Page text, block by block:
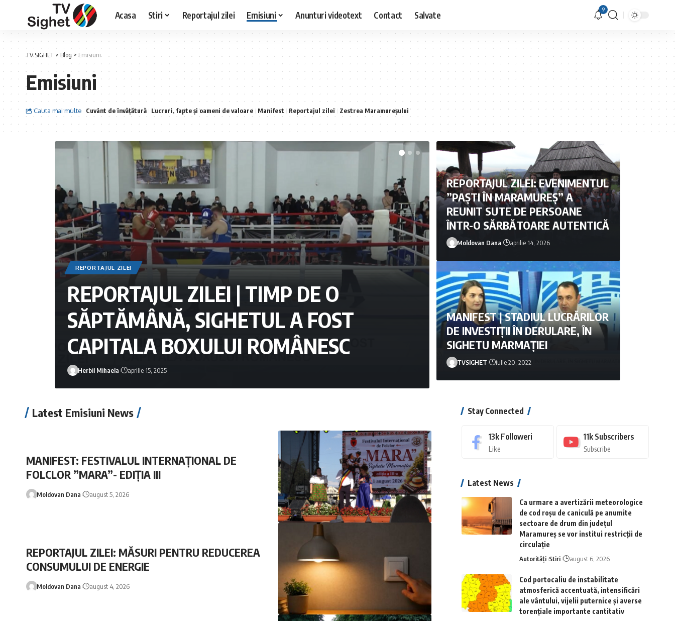
Acasa Stiri Reportajul zilei Emisiuni Anunturi videotext Contact Salvate 9
TV SIGHET > Blog > Emisiuni
Emisiuni
Cauta mai multe Cuvânt de învățătură Lucruri, fapte și oameni de valoare Manifest Reportajul zilei Zestrea Maramureșului
REPORTAJUL ZILEI
REPORTAJUL ZILEI | TIMP DE O
SĂPTĂMÂNĂ, SIGHETUL A FOST
CAPITALA BOXULUI ROMÂNESC
Herbil Mihaela aprilie 15, 2025 Moldovan Dana
REPORTAJUL ZILEI: EVENIMENTUL
”PAȘTI ÎN MARAMUREȘ” A
REUNIT SUTE DE PERSOANE
ÎNTR-O SĂRBĂTOARE AUTENTICĂ
Moldovan Dana aprilie 14, 2026
MANIFEST | STADIUL LUCRĂRILOR
DE INVESTIȚII ÎN DERULARE, ÎN
SIGHETU MARMAȚIEI
TVSIGHET iulie 20, 2022
Latest Emisiuni News
MANIFEST: FESTIVALUL INTERNAȚIONAL DE
FOLCLOR ”MARA”- EDIȚIA III
Moldovan Dana august 5, 2026
REPORTAJUL ZILEI: MĂSURI PENTRU REDUCEREA
CONSUMULUI DE ENERGIE
Moldovan Dana august 4, 2026
Stay Connected
13k Followeri
Like
11k Subscribers
Subscribe
Latest News
Ca urmare a avertizării meteorologice
de cod roșu de caniculă pe anumite
sectoare de drum din județul
Maramureș se vor institui restricții de
circulație
Autorități Stiri august 6, 2026
Cod portocaliu de instabilitate
atmosferică accentuată, intensificări
ale vântului, vijelii puternice și averse
torențiale importante cantitativ